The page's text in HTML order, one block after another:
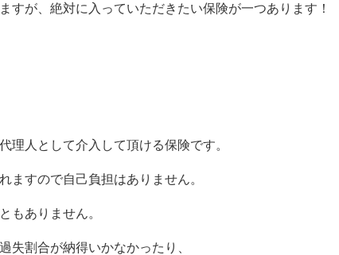
すが、絶対に入っていただきたい保険が一つあります！
理人として介入して頂ける保険です。
ますので自己負担はありません。
もありません。
失割合が納得いかなかったり、